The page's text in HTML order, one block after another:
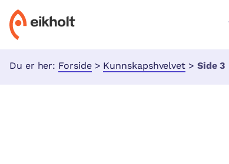
Du er her: Forside > Kunnskapshvelvet > Side 3